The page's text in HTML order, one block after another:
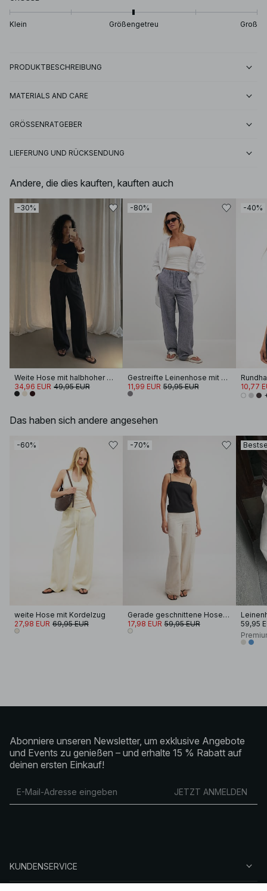
Klein Größengetreu Groß
PRODUKTBESCHREIBUNG
MATERIALS AND CARE
GRÖSSENRATGEBER
LIEFERUNG UND RÜCKSENDUNG
Andere, die dies kauften, kauften auch
-30%
Weite Hose mit halbhoher Taille aus Viskose-Mix
34,96 EUR 49,95 EUR
-80%
Gestreifte Leinenhose mit elastischer Taille
11,99 EUR 59,95 EUR
-40%
10,77
Das haben sich andere angesehen
-60%
weite Hose mit Kordelzug
27,98 EUR 69,95 EUR
-70%
Gerade geschnittene Hose aus Leinen-Mix mit mittelhoher Taille
17,98 EUR 59,95 EUR
59,95
Abonniere unseren Newsletter, um exklusive Angebote
und Events zu genießen – und erhalte 15 % Rabatt auf
deinen ersten Einkauf!
JETZT ANMELDEN
KUNDENSERVICE